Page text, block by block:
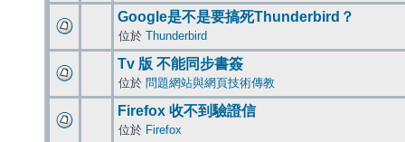
Google是不是要搞死Thunderbird？
位於 Thunderbird
Tv 版 不能同步書簽
位於 問題網站與網頁技術傳教
Firefox 收不到驗證信
位於 Firefox